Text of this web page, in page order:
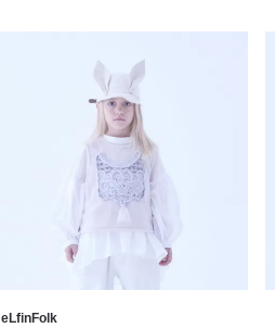
eLfinFolk